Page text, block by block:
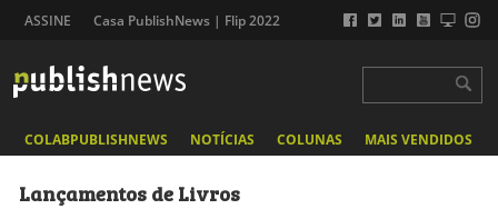
ASSINE Casa PublishNews | Flip 2022
COLABPUBLISHNEWS NOTÍCIAS COLUNAS MAIS VENDIDOS
Lançamentos de Livros